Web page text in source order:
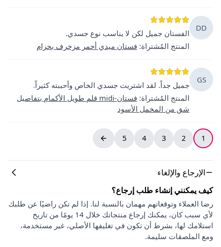
DD
الفستان جميل لكن لا يناسب نوع جسدي.
المنتج المُشتراة: فستان ميدي أحمر مزخرف بحزام
GS
جميل جداً. لقد اشتريت جسدي الخاص وأحببته كثيراً.
المنتج المُشتراة:
فستان-midi قلم طويل الأكمام بتفاصيل
شق من المخمل الأسود
1
2
3
4
5
الإرجاع والإلغاء
كيف يمكنني إنشاء طلب إرجاع؟
رضا العملاء وتوقعاتهم مهمان بالنسبة لنا. إذا لم تكن راضيًا عن طلبك
لأي سبب كان، يمكنك إرجاع منتجاتك خلال 14 يومًا من تاريخ
استلامك لها، بشرط أن تكون في تغليفها الأصلي، غير مستخدمة،
ومع الملصقات سليمة.